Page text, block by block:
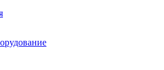
гидромолот